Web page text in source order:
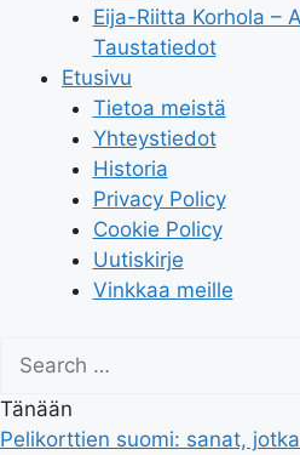
Eija-Riitta Korhola –
Taustatiedot
Etusivu
Tietoa meistä
Yhteystiedot
Historia
Privacy Policy
Cookie Policy
Uutiskirje
Vinkkaa meille
for:
Tänään
Pelikorttien suomi: sanat,